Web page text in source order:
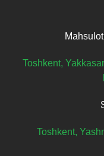
Toshkent,
Toshkent,